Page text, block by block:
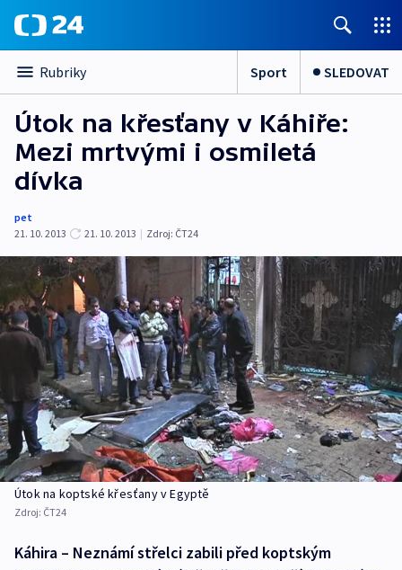
Rubriky Sport SLEDOVAT
Útok na křesťany v Káhiře:
Mezi mrtvými i osmiletá
dívka
pet
21. 10. 2013
21. 10. 2013 | Zdroj: ČT24
Útok na koptské křesťany v Egyptě
Zdroj: ČT24
Káhira – Neznámí střelci zabili před koptským